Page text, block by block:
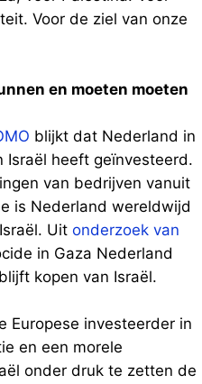
Voor de ziel van onze
en moeten moeten
blijkt dat Nederland in
Israël heeft geïnvesteerd.
van bedrijven vanuit
is Nederland wereldwijd
Uit onderzoek van
in Gaza Nederland
kopen van Israël.
Europese investeerder in
en een morele
onder druk te zetten de